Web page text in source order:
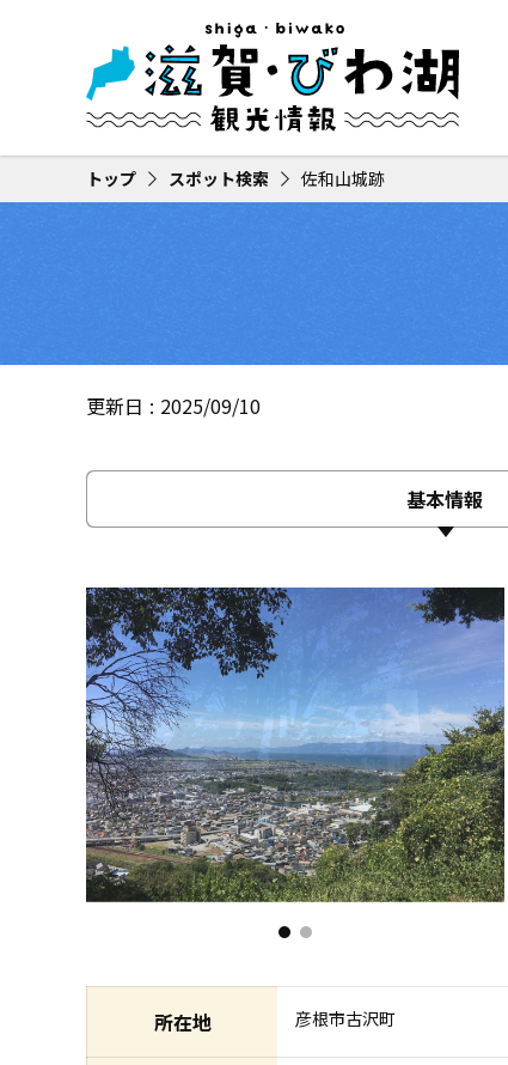
トップ スポット検索 佐和山城跡
更新日 2025/09/10
基本情報
所在地 彦根市古沢町